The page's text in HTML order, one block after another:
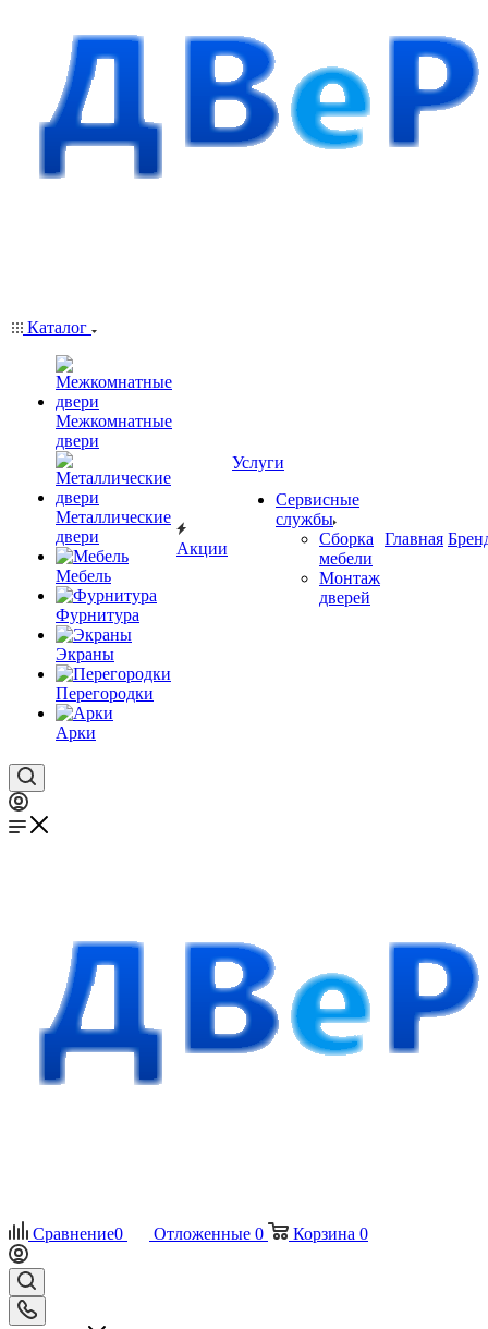
Каталог
Межкомнатные
двери
Металлические
двери
Мебель
Фурнитура
Экраны
Перегородки
Арки
Акции
Услуги
Сервисные
службы
Сборка
мебели
Монтаж
дверей
Главная
Сравнение0 Отложенные 0 Корзина 0